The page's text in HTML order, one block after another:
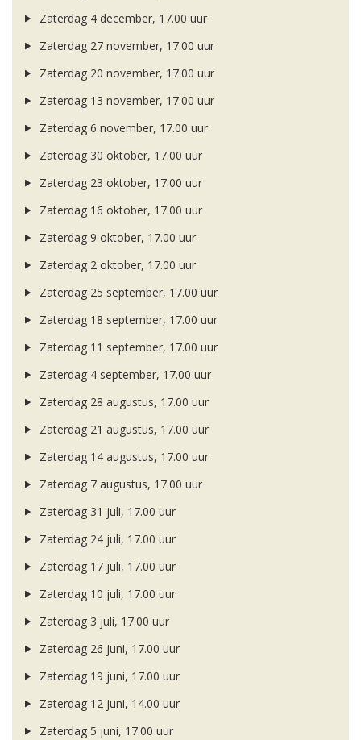
Zaterdag 4 december, 17.00 uur
Zaterdag 27 november, 17.00 uur
Zaterdag 20 november, 17.00 uur
Zaterdag 13 november, 17.00 uur
Zaterdag 6 november, 17.00 uur
Zaterdag 30 oktober, 17.00 uur
Zaterdag 23 oktober, 17.00 uur
Zaterdag 16 oktober, 17.00 uur
Zaterdag 9 oktober, 17.00 uur
Zaterdag 2 oktober, 17.00 uur
Zaterdag 25 september, 17.00 uur
Zaterdag 18 september, 17.00 uur
Zaterdag 11 september, 17.00 uur
Zaterdag 4 september, 17.00 uur
Zaterdag 28 augustus, 17.00 uur
Zaterdag 21 augustus, 17.00 uur
Zaterdag 14 augustus, 17.00 uur
Zaterdag 7 augustus, 17.00 uur
Zaterdag 31 juli, 17.00 uur
Zaterdag 24 juli, 17.00 uur
Zaterdag 17 juli, 17.00 uur
Zaterdag 10 juli, 17.00 uur
Zaterdag 3 juli, 17.00 uur
Zaterdag 26 juni, 17.00 uur
Zaterdag 19 juni, 17.00 uur
Zaterdag 12 juni, 14.00 uur
Zaterdag 5 juni, 17.00 uur